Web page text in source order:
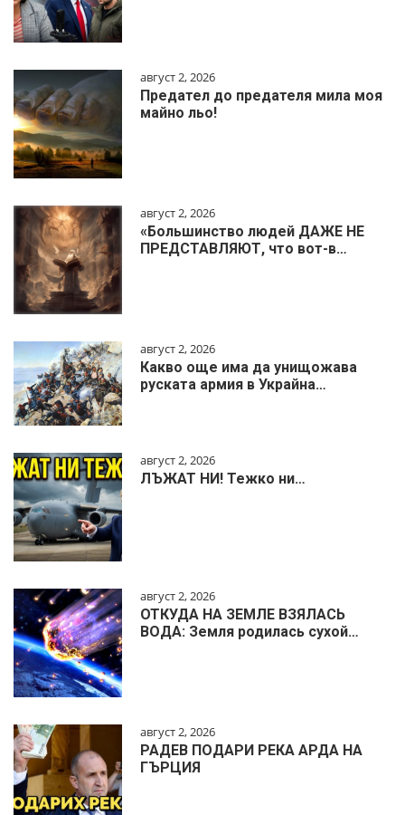
август 2, 2026
Предател до предателя мила моя
майно льо!
август 2, 2026
«Большинство людей ДАЖЕ НЕ
ПРЕДСТАВЛЯЮТ, что вот-в…
август 2, 2026
Какво още има да унищожава
руската армия в Украйна…
август 2, 2026
ЛЪЖАТ НИ! Тежко ни…
август 2, 2026
ОТКУДА НА ЗЕМЛЕ ВЗЯЛАСЬ
ВОДА: Земля родилась сухой…
август 2, 2026
РАДЕВ ПОДАРИ РЕКА АРДА НА
ГЪРЦИЯ